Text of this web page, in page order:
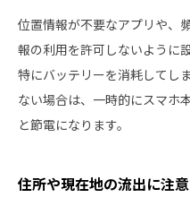
位置情報が不要なアプリや、
報の利用を許可しないように
特にバッテリーを消耗してし
ない場合は、一時的にスマホ
と節電になります。
住所や現在地の流出に注